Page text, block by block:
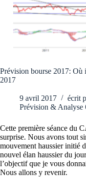
Prévision bourse 2017:
2017
9 avril 2017 écrit
Prévision & Analyse
Cette première séance du
surprise. Nous avons tout
mouvement haussier initié
nouvel élan haussier du
l’objectif que je vous
Nous allons y revenir.